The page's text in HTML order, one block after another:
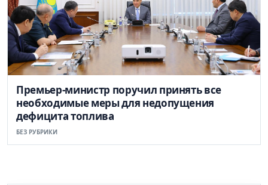
Премьер-министр поручил принять все
необходимые меры для недопущения
дефицита топлива
БЕЗ РУБРИКИ